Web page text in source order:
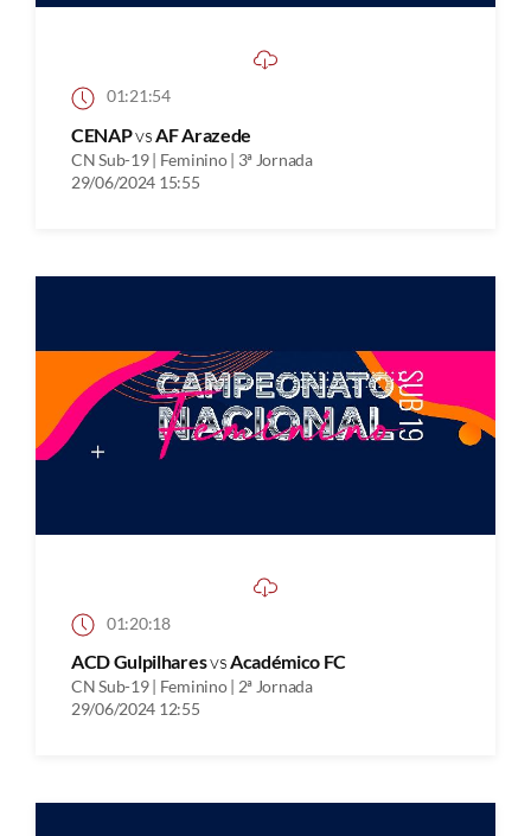
01:21:54
CENAPvsAF Arazede
CN Sub-19 | Feminino | 3ª Jornada
29/06/2024 15:55
01:20:18
ACD GulpilharesvsAcadémico FC
CN Sub-19 | Feminino | 2ª Jornada
29/06/2024 12:55